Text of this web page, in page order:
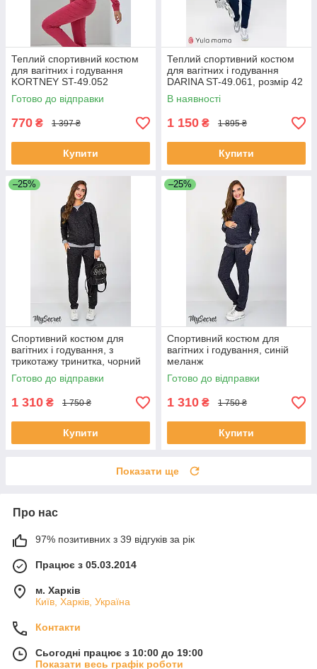
Теплий спортивний костюм
для вагітних і годування
KORTNEY ST-49.052
Готово до відправки
770 ₴ 1 397 ₴
Купити
Теплий спортивний костюм
для вагітних і годування
DARINA ST-49.061, розмір 42
В наявності
1 150 ₴ 1 895 ₴
Купити
–25%
Спортивний костюм для
вагітних і годування, з
трикотажу тринитка, чорний
меланж
Готово до відправки
1 310 ₴ 1 750 ₴
Купити
–25%
Спортивний костюм для
вагітних і годування, синій
меланж
Готово до відправки
1 310 ₴ 1 750 ₴
Купити
Показати ще
Про нас
97% позитивних з 39 відгуків за рік
Працює з 05.03.2014
м. Харків
Київ, Харків, Україна
Контакти
Сьогодні працює з 10:00 до 19:00
Показати весь графік роботи